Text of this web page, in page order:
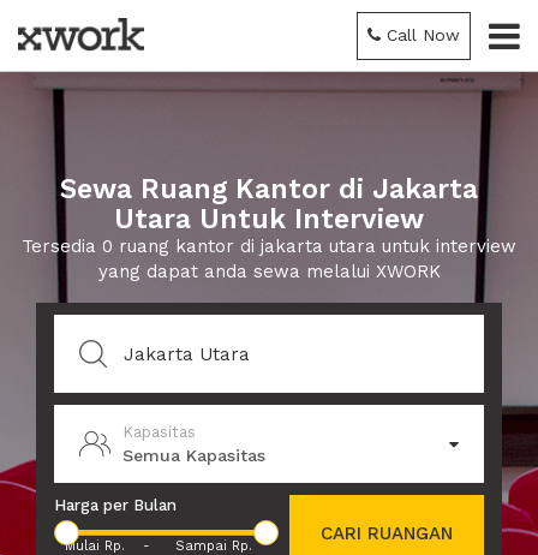
Call Now
Sewa Ruang Kantor di Jakarta
Utara Untuk Interview
Tersedia 0 ruang kantor di jakarta utara untuk interview
yang dapat anda sewa melalui XWORK
Kapasitas
Semua Kapasitas
Harga per Bulan
Mulai Rp.
-
Sampai Rp.
CARI RUANGAN